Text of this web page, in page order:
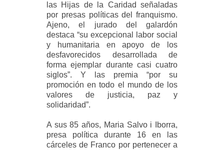
las Hijas de la Caridad señaladas
por presas políticas del franquismo.
Ajeno, el jurado del galardón
destaca “su excepcional labor social
y humanitaria en apoyo de los
desfavorecidos desarrollada de
forma ejemplar durante casi cuatro
siglos”. Y las premia “por su
promoción en todo el mundo de los
valores de justicia, paz y
solidaridad”.
A sus 85 años, Maria Salvo i Iborra,
presa política durante 16 en las
cárceles de Franco por pertenecer a